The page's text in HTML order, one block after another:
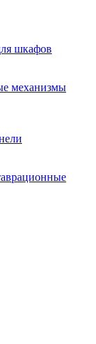
шкафов
механизмы